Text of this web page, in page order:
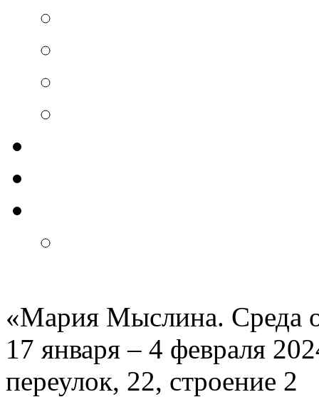
«Мария Мыслина. Среда
17 января – 4 февраля
переулок, 22, строение 2